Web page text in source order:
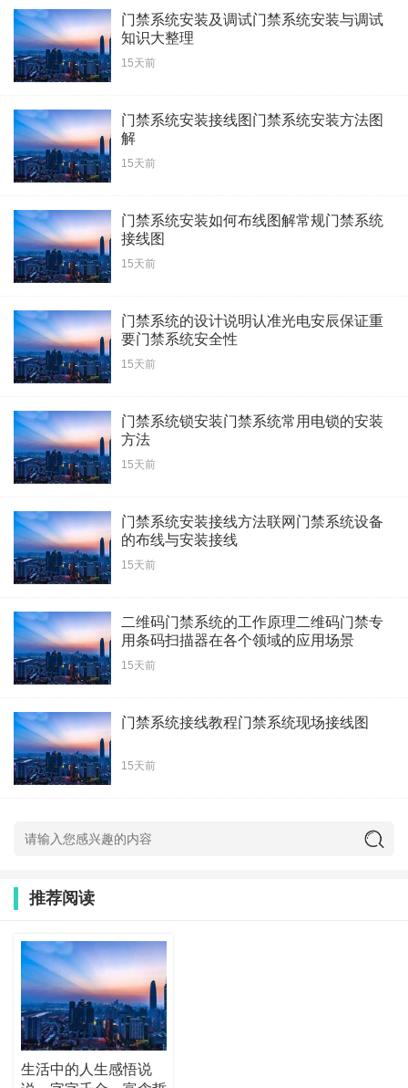
门禁系统安装及调试门禁系统安装与调试
知识大整理
15天前
门禁系统安装接线图门禁系统安装方法图
解
15天前
门禁系统安装如何布线图解常规门禁系统
接线图
15天前
门禁系统的设计说明认准光电安辰保证重
要门禁系统安全性
15天前
门禁系统锁安装门禁系统常用电锁的安装
方法
15天前
门禁系统安装接线方法联网门禁系统设备
的布线与安装接线
15天前
二维码门禁系统的工作原理二维码门禁专
用条码扫描器在各个领域的应用场景
15天前
门禁系统接线教程门禁系统现场接线图
15天前
推荐阅读
生活中的人生感悟说